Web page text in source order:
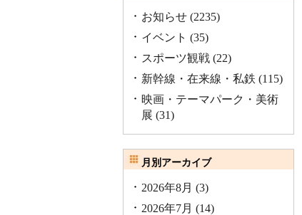
お知らせ (2235)
イベント (35)
スポーツ観戦 (22)
新幹線・在来線・私鉄 (115)
映画・テーマパーク・美術
展 (31)
月別アーカイブ
2026年8月 (3)
2026年7月 (14)